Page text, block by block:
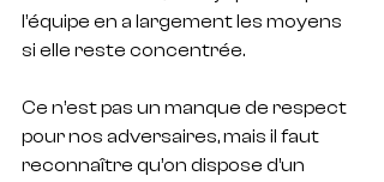
l’équipe en a largement les moyens
si elle reste concentrée.
Ce n’est pas un manque de respect
pour nos adversaires, mais il faut
reconnaître qu’on dispose d’un